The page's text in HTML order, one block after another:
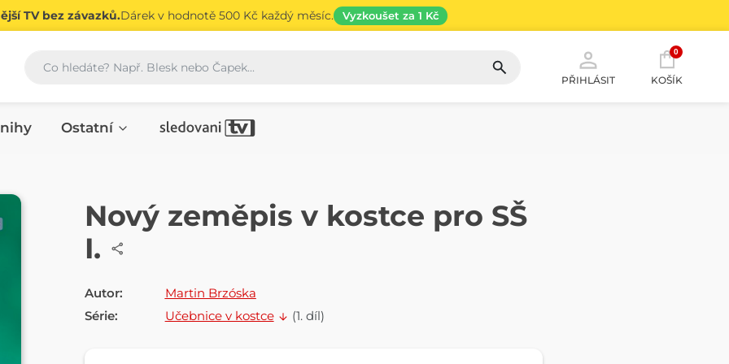
TV bez závazků.Dárek v hodnotě 500 Kč každý měsíc. Vyzkoušet za 1 Kč
Vyhledávání
PŘIHLÁSIT
0
KOŠÍK
Ostatní
E-KNIHA
Nový zeměpis v kostce pro SŠ
I.
Autor:
Martin Brzóska
Série:
Učebnice v kostce (1. díl)